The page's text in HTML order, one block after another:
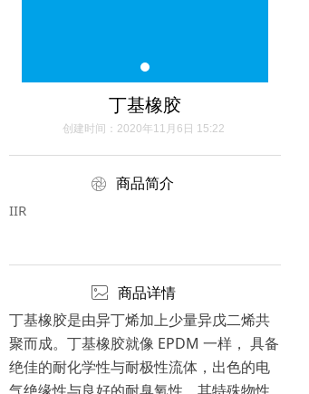
丁基橡胶
商品简介
创建时间： 2020年11月6日 15:22
IIR
商品详情
丁基橡胶是由异丁烯加上少量异戊二烯共
聚而成。丁基橡胶就像 EPDM 一样， 具备
绝佳的耐化学性与耐极性流体，出色的电
ꁵ
ꂈ